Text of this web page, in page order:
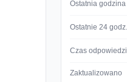
Ostatnia godzina
Ostatnie 24 godz.
Czas odpowiedzi
Zaktualizowano